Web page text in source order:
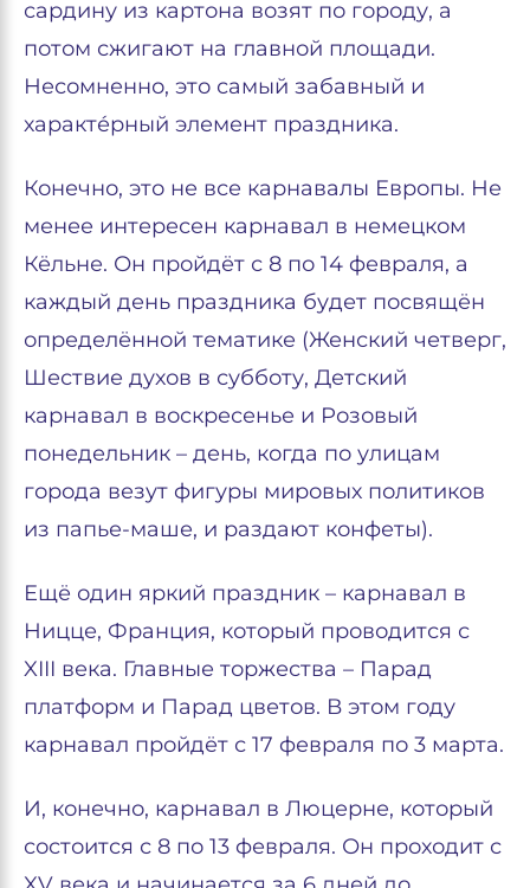
сардину из картона возят по городу, а
потом сжигают на главной площади.
Несомненно, это самый забавный и
характе́рный элемент праздника.
Конечно, это не все карнавалы Европы. Не
менее интересен карнавал в немецком
Кёльне. Он пройдёт с 8 по 14 февраля, а
каждый день праздника будет посвящён
определённой тематике (Женский четверг,
Шествие духов в субботу, Детский
карнавал в воскресенье и Розовый
понедельник – день, когда по улицам
города везут фигуры мировых политиков
из папье-маше, и раздают конфеты).
Ещё один яркий праздник – карнавал в
Ницце, Франция, который проводится с
XIII века. Главные торжества – Парад
платформ и Парад цветов. В этом году
карнавал пройдёт с 17 февраля по 3 марта.
И, конечно, карнавал в Люцерне, который
состоится с 8 по 13 февраля. Он проходит с